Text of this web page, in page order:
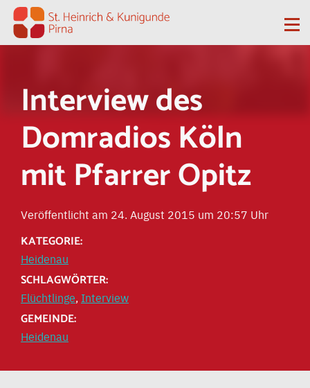
Zum Inhalt springen
Interview des
Domradios Köln
mit Pfarrer Opitz
Veröffentlicht am 24. August 2015 um 20:57 Uhr
KATEGORIE:
Heidenau
SCHLAGWÖRTER:
Flüchtlinge, Interview
GEMEINDE:
Heidenau